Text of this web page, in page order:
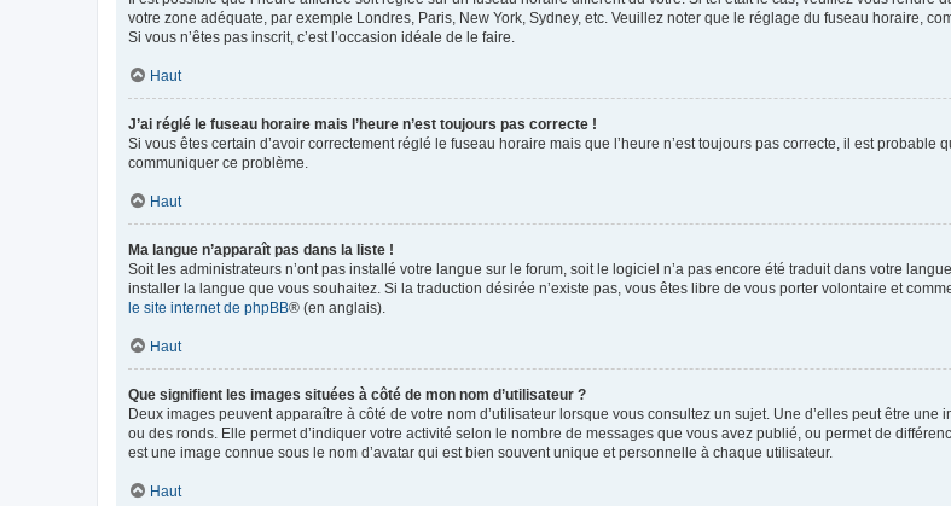
votre zone adéquate, par exemple Londres, Paris, New York, Sydney, etc. Veuillez noter que le réglage du fuseau horaire,
Si vous n’êtes pas inscrit, c’est l’occasion idéale de le faire.
Haut
J’ai réglé le fuseau horaire mais l’heure n’est toujours pas correcte !
Si vous êtes certain d’avoir correctement réglé le fuseau horaire mais que l’heure n’est toujours pas correcte, il est
communiquer ce problème.
Haut
Ma langue n’apparaît pas dans la liste !
Soit les administrateurs n’ont pas installé votre langue sur le forum, soit le logiciel n’a pas encore été traduit dans votre
installer la langue que vous souhaitez. Si la traduction désirée n’existe pas, vous êtes libre de vous porter volontaire et
le site internet de phpBB® (en anglais).
Haut
Que signifient les images situées à côté de mon nom d’utilisateur ?
Deux images peuvent apparaître à côté de votre nom d’utilisateur lorsque vous consultez un sujet. Une d’elles peut être
ou des ronds. Elle permet d’indiquer votre activité selon le nombre de messages que vous avez publié, ou permet de
est une image connue sous le nom d’avatar qui est bien souvent unique et personnelle à chaque utilisateur.
Haut